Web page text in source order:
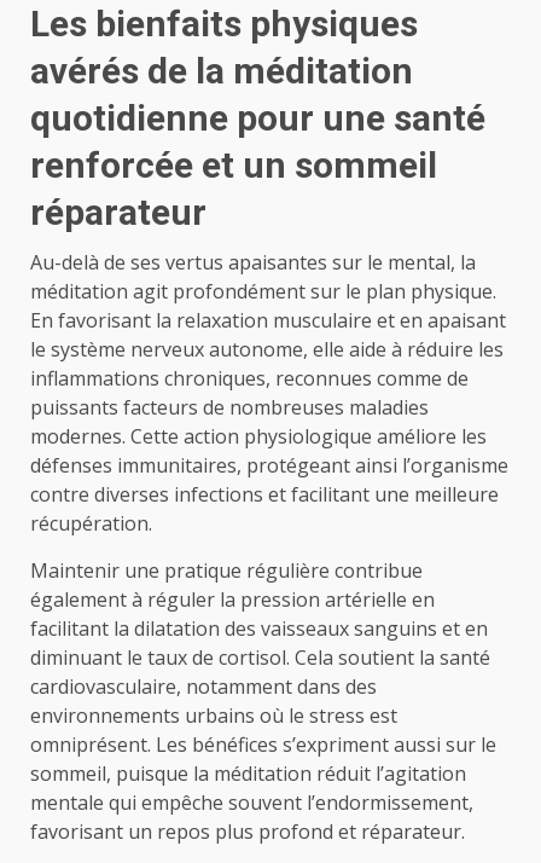
Les bienfaits physiques
avérés de la méditation
quotidienne pour une santé
renforcée et un sommeil
réparateur
Au-delà de ses vertus apaisantes sur le mental, la
méditation agit profondément sur le plan physique.
En favorisant la relaxation musculaire et en apaisant
le système nerveux autonome, elle aide à réduire les
inflammations chroniques, reconnues comme de
puissants facteurs de nombreuses maladies
modernes. Cette action physiologique améliore les
défenses immunitaires, protégeant ainsi l’organisme
contre diverses infections et facilitant une meilleure
récupération.
Maintenir une pratique régulière contribue
également à réguler la pression artérielle en
facilitant la dilatation des vaisseaux sanguins et en
diminuant le taux de cortisol. Cela soutient la santé
cardiovasculaire, notamment dans des
environnements urbains où le stress est
omniprésent. Les bénéfices s’expriment aussi sur le
sommeil, puisque la méditation réduit l’agitation
mentale qui empêche souvent l’endormissement,
favorisant un repos plus profond et réparateur.